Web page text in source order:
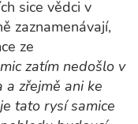
sice vědci v
zaznamenávají,
ze
zatím nedošlo v
a zřejmě ani ke
tato rysí samice